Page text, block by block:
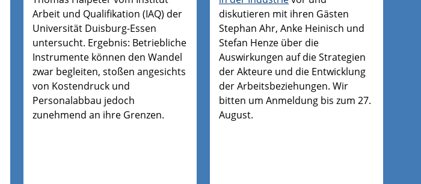
Arbeit und Qualifikation (IAQ) der
Universität Duisburg-Essen
untersucht. Ergebnis: Betriebliche
Instrumente können den Wandel
zwar begleiten, stoßen angesichts
von Kostendruck und
Personalabbau jedoch
zunehmend an ihre Grenzen.
diskutieren mit ihren Gästen
Stephan Ahr, Anke Heinisch und
Stefan Henze über die
Auswirkungen auf die Strategien
der Akteure und die Entwicklung
der Arbeitsbeziehungen. Wir
bitten um Anmeldung bis zum 27.
August.